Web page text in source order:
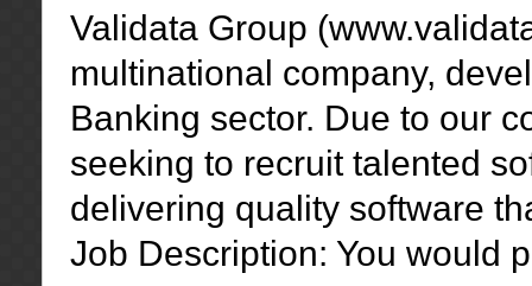
Validata Group
multinational company,
Banking sector. Due to our
seeking to recruit talented
delivering quality software
Job Description: You would